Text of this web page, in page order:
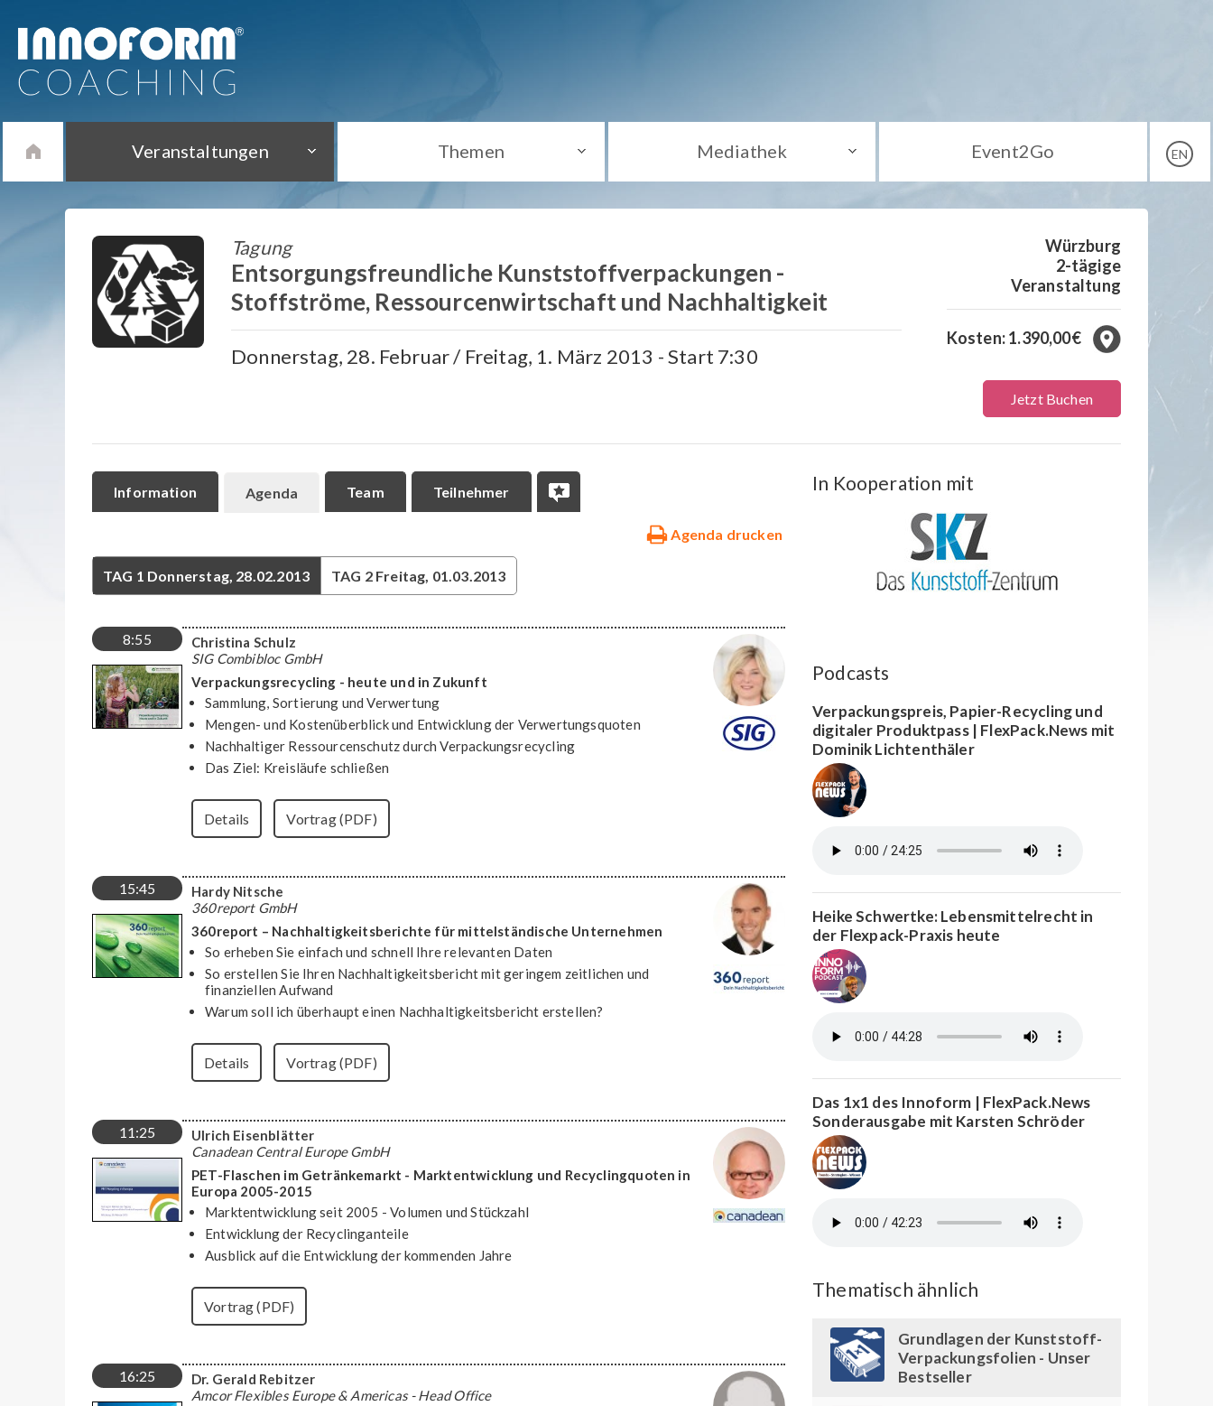
Veranstaltungen Themen Mediathek Event2Go EN
Tagung
Entsorgungsfreundliche Kunststoffverpackungen -
Stoffströme, Ressourcenwirtschaft und Nachhaltigkeit
Donnerstag, 28. Februar / Freitag, 1. März 2013 - Start 7:30
Würzburg
2-tägige
Veranstaltung
Kosten: 1.390,00€
Jetzt Buchen
Information Agenda Team Teilnehmer
Agenda drucken
TAG 1 Donnerstag, 28.02.2013 TAG 2Freitag, 01.03.2013
8:55
Christina Schulz
SIG Combibloc GmbH
Verpackungsrecycling - heute und in Zukunft
Sammlung, Sortierung und Verwertung
Mengen- und Kostenüberblick und Entwicklung der Verwertungsquoten
Nachhaltiger Ressourcenschutz durch Verpackungsrecycling
Das Ziel: Kreisläufe schließen
Details Vortrag (PDF)
15:45
Hardy Nitsche
360report GmbH
360report – Nachhaltigkeitsberichte für mittelständische Unternehmen
So erheben Sie einfach und schnell Ihre relevanten Daten
So erstellen Sie Ihren Nachhaltigkeitsbericht mit geringem zeitlichen und
finanziellen Aufwand
Warum soll ich überhaupt einen Nachhaltigkeitsbericht erstellen?
Details Vortrag (PDF)
11:25
Ulrich Eisenblätter
Canadean Central Europe GmbH
PET-Flaschen im Getränkemarkt - Marktentwicklung und Recyclingquoten in
Europa 2005-2015
Marktentwicklung seit 2005 - Volumen und Stückzahl
Entwicklung der Recyclinganteile
Ausblick auf die Entwicklung der kommenden Jahre
Vortrag (PDF)
16:25
Dr. Gerald Rebitzer
Amcor Flexibles Europe & Americas - Head Office
In Kooperation mit
Podcasts
Verpackungspreis, Papier-Recycling und
digitaler Produktpass | FlexPack.News mit
Dominik Lichtenthäler
Heike Schwertke: Lebensmittelrecht in
der Flexpack-Praxis heute
Das 1x1 des Innoform | FlexPack.News
Sonderausgabe mit Karsten Schröder
Thematisch ähnlich
Grundlagen der Kunststoff-
Verpackungsfolien - Unser
Bestseller